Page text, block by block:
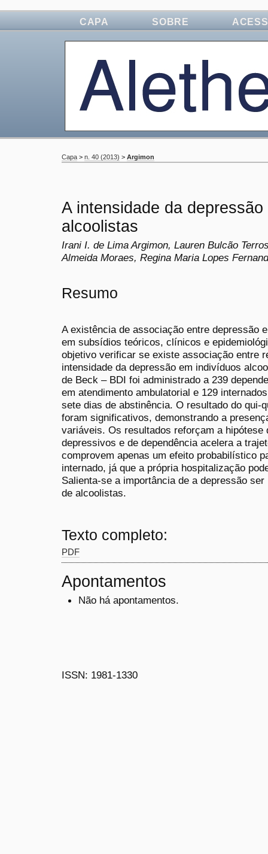
CAPA SOBRE
Capa > n. 40 (2013) > Argimon
A intensidade da
alcoolistas
Irani I. de Lima Argimon, Lauren Bulcão
Almeida Moraes, Regina Maria Lopes
Resumo
A existência de associação entre depressão
em subsídios teóricos, clínicos e
objetivo verificar se existe associação entre
intensidade da depressão em indivíduos
de Beck – BDI foi administrado a 239
em atendimento ambulatorial e 129
sete dias de abstinência. O resultado do qui-
foram significativos, demonstrando a
variáveis. Os resultados reforçam a
depressivos e de dependência acelera a
comprovem apenas um efeito probabilístico
internado, já que a própria hospitalização
Salienta-se a importância de a depressão
de alcoolistas.
Texto completo:
PDF
Apontamentos
Não há apontamentos.
ISSN: 1981-1330